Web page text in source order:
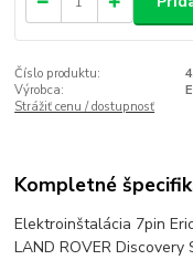
Číslo produktu:
Výrobca:
Strážiť cenu / dostupnosť
Kompletné
Elektroinštalácia 7pin
LAND ROVER